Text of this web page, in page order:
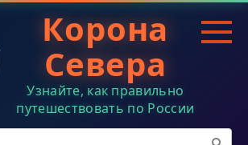
Корона
Севера
Узнайте, как правильно
путешествовать по России